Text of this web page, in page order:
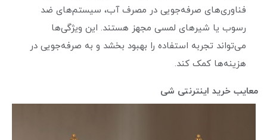
فناوری‌های صرفه‌جویی در مصرف آب، سیستم‌های ضد
رسوب یا شیرهای لمسی مجهز هستند. این ویژگی‌ها
می‌تواند تجربه استفاده را بهبود بخشد و به صرفه‌جویی در
هزینه‌ها کمک کند.
معایب خرید اینترنتی شی